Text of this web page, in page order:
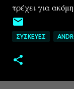
τρέχει για
ΣΥΣΚΕΥΈΣ